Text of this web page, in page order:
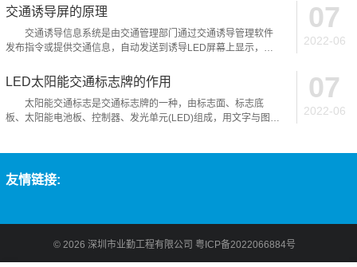
07
2022-06
交通诱导屏的原理
交通诱导信息系统是由交通管理部门通过交通诱导管理软件
发布指令或提供交通信息，自动发送到诱导LED屏幕上显示，实
07
2022-06
LED太阳能交通标志牌的作用
太阳能交通标志是交通标志牌的一种，由标志面、标志底
板、太阳能电池板、控制器、发光单元(LED)组成，用文字与图案
友情链接:
© 2026深圳市业勤工程有限公司 粤ICP备2022066884号